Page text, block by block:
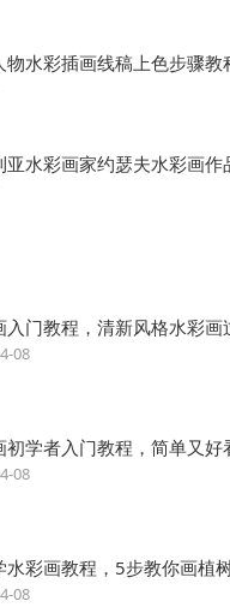
物水彩插画线稿上色步骤教
亚水彩画家约瑟夫水彩画作
入门教程，清新风格水彩画
08
初学者入门教程，简单又好
08
水彩画教程，5步教你画植
08